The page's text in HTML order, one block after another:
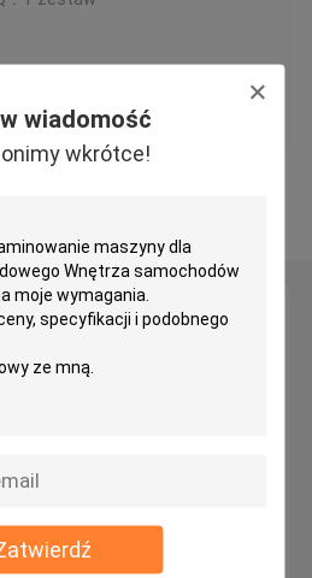
wiadomość
wkrótce!
głowica tnąca
do rozsiewania
do cięcia
Skontaktuj się z
nami
wiadomość
wkrótce!